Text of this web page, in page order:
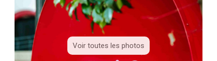
Voir toutes les photos